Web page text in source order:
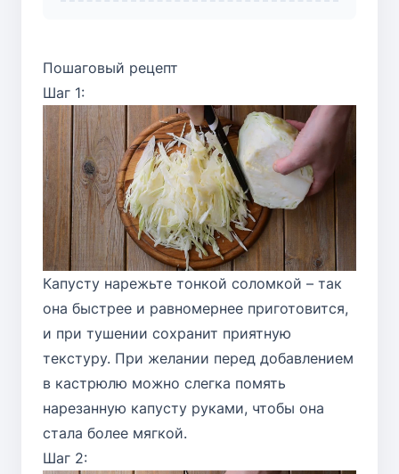
Пошаговый рецепт
Шаг 1:
Капусту нарежьте тонкой соломкой – так
она быстрее и равномернее приготовится,
и при тушении сохранит приятную
текстуру. При желании перед добавлением
в кастрюлю можно слегка помять
нарезанную капусту руками, чтобы она
стала более мягкой.
Шаг 2: